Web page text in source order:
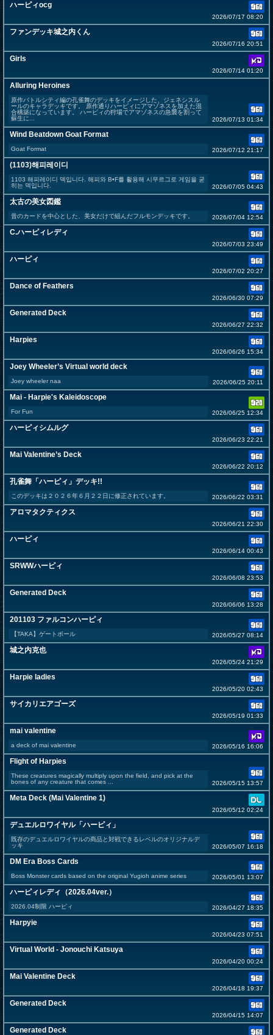
ハーピィocg
2026/07/17 08:20
ファンデッキ城之内くん
2026/07/16 20:51
Girls
2026/07/14 01:20
Alluring Heroines
原作バトルシティ編の孔雀舞のデッキをイメージした、ジェネシスル
ールのキャラデッキです。 原作通りハーピィにアマゾネスを加えた混
合構築になっています。 ハーピィの狩場でアマゾネスの急襲を割って
蘇生に...
2026/07/13 01:34
Wind Beatdown Goat Format
Goat Format 2026/07/12 21:17
(1103)해피레이디
1103 해피레이디 덱입니다. 해피와 B•F를 활용해 시무르그로 게임을 굳
히는 덱입니다.
2026/07/05 04:43
太古の美女図鑑
昔のカードを中心とした、美女だけで組んだフルモンデッキです。 2026/07/04 12:54
C.ハーピィレディ
2026/07/03 23:49
ハーピィ
2026/07/02 20:27
Dance of Feathers
2026/06/30 07:29
Generated Deck
2026/06/27 22:32
Harpies
2026/06/26 15:34
Joey Wheeler’s Virtual world deck
Joey wheeler naa 2026/06/25 20:11
Mai - Harpie's Kaleidoscope
For Fun 2026/06/25 12:34
ハーピィシムルグ
2026/06/23 22:21
Mai Valentine’s Deck
2026/06/22 20:12
孔雀舞「ハーピィ」デッキ!!
このデッキは２０２６年６月２２日に修正されています。 2026/06/22 03:31
アロマタクティクス
2026/06/21 22:30
ハーピィ
2026/06/14 00:43
SRWWハーピィ
2026/06/08 23:53
Generated Deck
2026/06/06 13:28
201103 ファルコンハーピィ
【TAKA】ゲートボール 2026/05/27 08:14
城之内克也
2026/05/24 21:29
Harpie ladies
2026/05/20 02:43
サイカリエアゴーズ
2026/05/19 01:33
mai valentine
a deck of mai valentine 2026/05/16 16:06
Flight of Harpies
These creatures magically multiply upon the field, and pick at the
bones of any creature that comes ...
2026/05/15 13:57
Meta Deck (Mai Valentine 1)
2026/05/12 02:24
デュエルロワイヤル「ハーピィ」
既存のデュエルロワイヤルの商品と対戦できるレベルのオリジナルデ
ッキ
2026/05/07 16:18
DM Era Boss Cards
Boss Monster cards based on the original Yugioh anime series 2026/05/01 13:07
ハーピィレディ（2026.04ver.）
2026.04制限 ハーピィ 2026/04/27 18:35
Harpyie
2026/04/23 07:51
Virtual World - Jonouchi Katsuya
2026/04/20 00:24
Mai Valentine Deck
2026/04/18 19:37
Generated Deck
2026/04/15 14:07
Generated Deck